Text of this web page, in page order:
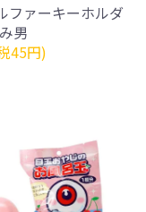
ファーキーホルダ
男
45円)